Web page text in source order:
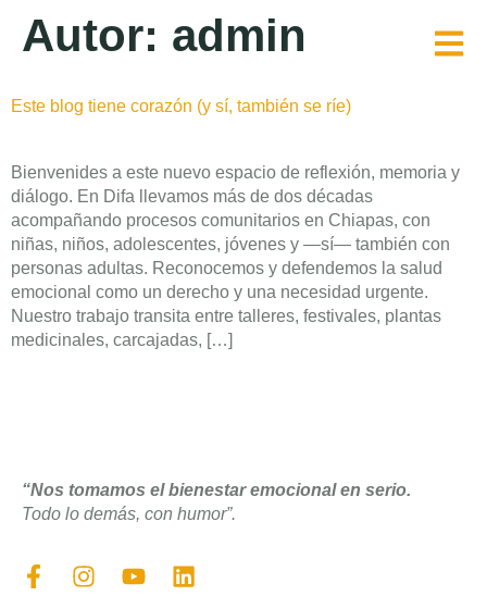
Autor: admin
Este blog tiene corazón (y sí, también se ríe)
Bienvenides a este nuevo espacio de reflexión, memoria y
diálogo. En Difa llevamos más de dos décadas
acompañando procesos comunitarios en Chiapas, con
niñas, niños, adolescentes, jóvenes y —sí— también con
personas adultas. Reconocemos y defendemos la salud
emocional como un derecho y una necesidad urgente.
Nuestro trabajo transita entre talleres, festivales, plantas
medicinales, carcajadas, […]
“Nos tomamos el bienestar emocional en serio.
Todo lo demás, con humor”.